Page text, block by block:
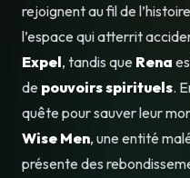
rejoignent au fil de
l’espace qui atterrit
Expel, tandis que Rena
de pouvoirs spirituels.
quête pour sauver leur
Wise Men, une entité
présente des